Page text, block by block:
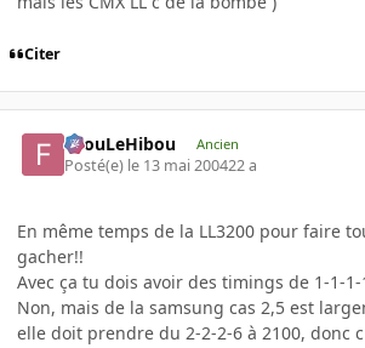
Citer
FilouLeHibou Ancien
Posté(e) le 13 mai 200422 a
En même temps de la LL3200 pour faire
gacher!!
Avec ça tu dois avoir des timings de 1-1-1-
Non, mais de la samsung cas 2,5 est
elle doit prendre du 2-2-2-6 à 2100, donc